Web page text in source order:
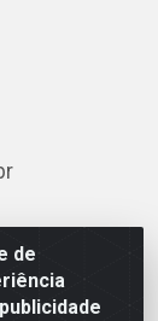
de
- Aviário,
- CNPJ